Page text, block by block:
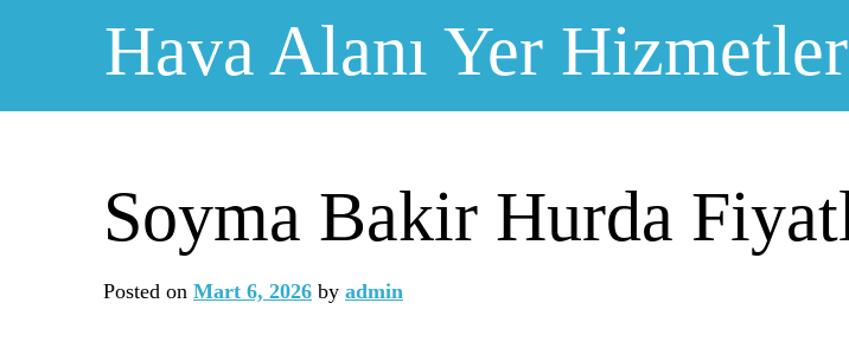
Hava Alanı Yer
Soyma Bakir Hurda
Posted on Mart 6, 2026 by admin